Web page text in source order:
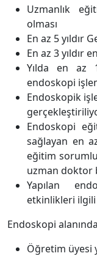
Uzmanlık
olması
En az 5 yıldır
En az 3 yıldır
Yılda en az
endoskopi
Endoskopik
Endoskopi
sağlayan en
eğitim
uzman doktor
Yapılan
etkinlikleri
Endoskopi
Öğretim üyesi